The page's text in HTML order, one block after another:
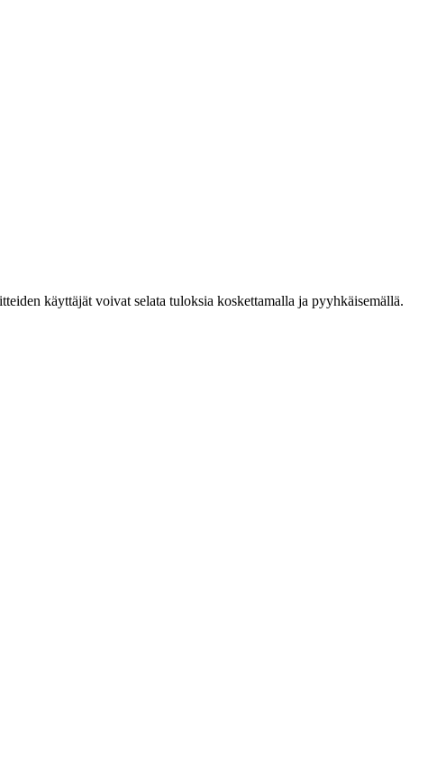
käyttäjät voivat selata tuloksia koskettamalla ja pyyhkäisemällä.